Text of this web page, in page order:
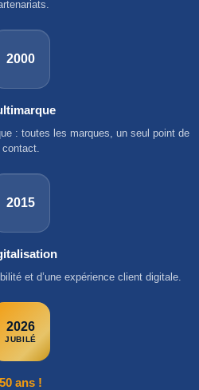
2000
: toutes les marques, un seul point de
contact.
2015
et d’une expérience client digitale.
2026
JUBILÉ
50 ans !